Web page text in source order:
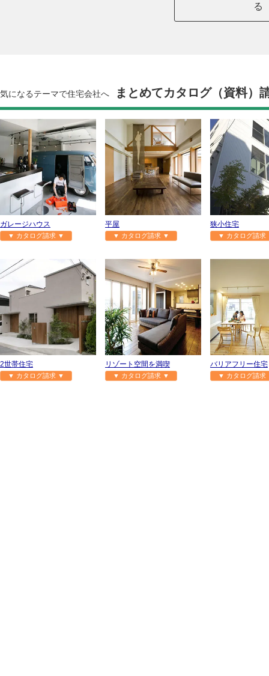
る
気になるテーマで住宅会社へ まとめてカタログ（資料）
ガレージハウス
▼ カタログ請求 ▼
平屋
▼ カタログ請求 ▼
狭小住宅
▼ カタログ請
2世帯住宅
▼ カタログ請求 ▼
リゾート空間を満喫
▼ カタログ請求 ▼
バリアフリー住宅
▼ カタログ請